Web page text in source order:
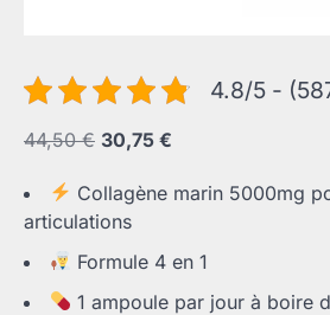
4.8/5 -
44,50€ Le
initial
était :
44,50 €.
30,75 €
actuel
30,75 €.
Collagène marin 5000mg
articulations
Formule 4 en 1
1 ampoule par jour à boire